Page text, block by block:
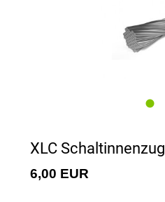
XLC Schaltinnenzug
6,00 EUR